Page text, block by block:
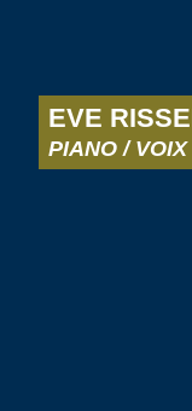
EVE
PIANO /